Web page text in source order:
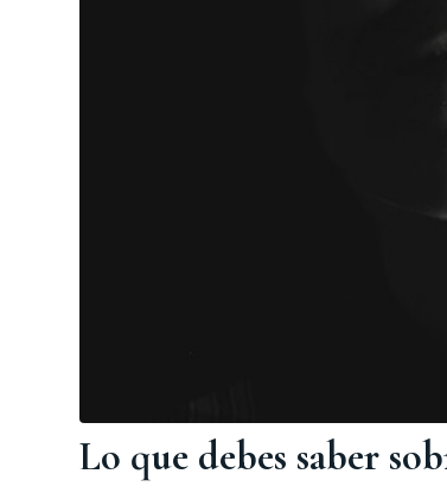
Lo que debes saber